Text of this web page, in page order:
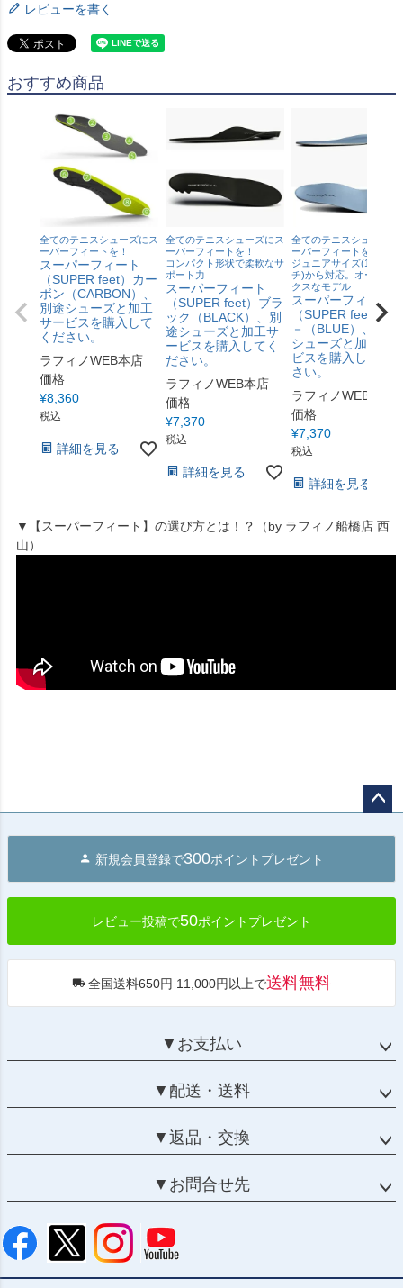
レビューを書く
おすすめ商品
全てのテニスシューズにス
ーパーフィートを！
スーパーフィート
（SUPER feet）カー
ボン（CARBON）、
別途シューズと加工
サービスを購入して
ください。
ラフィノWEB本店
価格
¥8,360
税込
詳細を見る
全てのテニスシューズにス
ーパーフィートを！
コンパクト形状で柔軟なサ
ポート力
スーパーフィート
（SUPER feet）ブラ
ック（BLACK）、別
途シューズと加工サ
ービスを購入してく
ださい。
ラフィノWEB本店
価格
¥7,370
税込
詳細を見る
全てのテニスシューズに
ーパーフィートを！
ジュニアサイズ(17 セン
チ)から対応。オーソドッ
クスなモデル
スーパーフィート
（SUPER feet）ブ
－（BLUE）、別途
シューズと加工サ
ビスを購入してく
さい。
ラフィノWEB本店
価格
¥7,370
税込
詳細を見る
▼【スーパーフィート】の選び方とは！？（by ラフィノ船橋店 西
山）
へ
新規会員登録で300ポイントプレゼント
レビュー投稿で50ポイントプレゼント
全国送料650円 11,000円以上で送料無料
▼お支払い
▼配送・送料
▼返品・交換
▼お問合せ先